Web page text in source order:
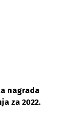
nagrada
za 2022.